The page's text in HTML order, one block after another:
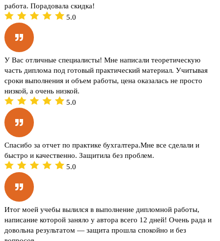
работа. Порадовала скидка!
5.0
У Вас отличные специалисты! Мне написали теоретическую
часть диплома под готовый практический материал. Учитывая
сроки выполнения и объем работы, цена оказалась не просто
низкой, а очень низкой.
5.0
Спасибо за отчет по практике бухгалтера.Мне все сделали и
быстро и качественно. Защитила без проблем.
5.0
Итог моей учебы вылился в выполнение дипломной работы,
написание которой заняло у автора всего 12 дней! Очень рада и
довольна результатом — защита прошла спокойно и без